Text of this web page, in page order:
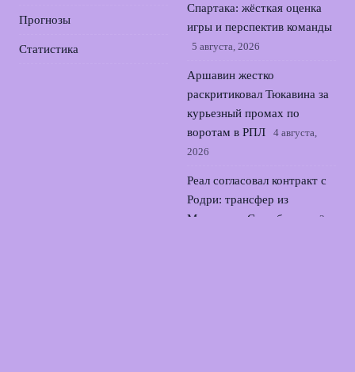
Прогнозы
Статистика
Спартака: жёсткая оценка
игры и перспектив команды
5 августа, 2026
Аршавин жестко
раскритиковал Тюкавина за
курьезный промах по
воротам в РПЛ
4 августа,
2026
Реал согласовал контракт с
Родри: трансфер из
Манчестер Сити близок
3